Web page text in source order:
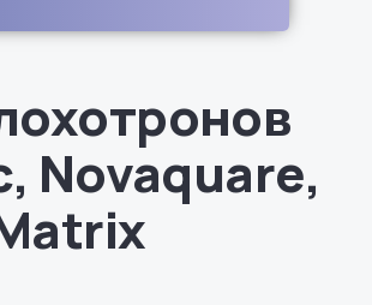
Novaquare,